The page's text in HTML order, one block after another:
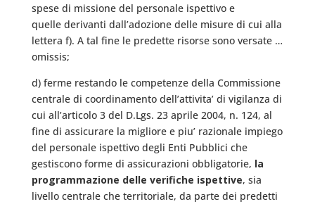
spese di missione del personale ispettivo e
quelle derivanti dall’adozione delle misure di cui alla
lettera f). A tal fine le predette risorse sono versate …
omissis;
d) ferme restando le competenze della Commissione
centrale di coordinamento dell’attivita’ di vigilanza di
cui all’articolo 3 del D.Lgs. 23 aprile 2004, n. 124, al
fine di assicurare la migliore e piu’ razionale impiego
del personale ispettivo degli Enti Pubblici che
gestiscono forme di assicurazioni obbligatorie, la
programmazione delle verifiche ispettive, sia
livello centrale che territoriale, da parte dei predetti